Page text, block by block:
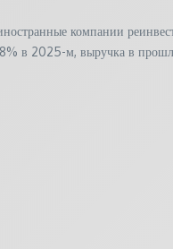
компании
в 2025-м, выручка в